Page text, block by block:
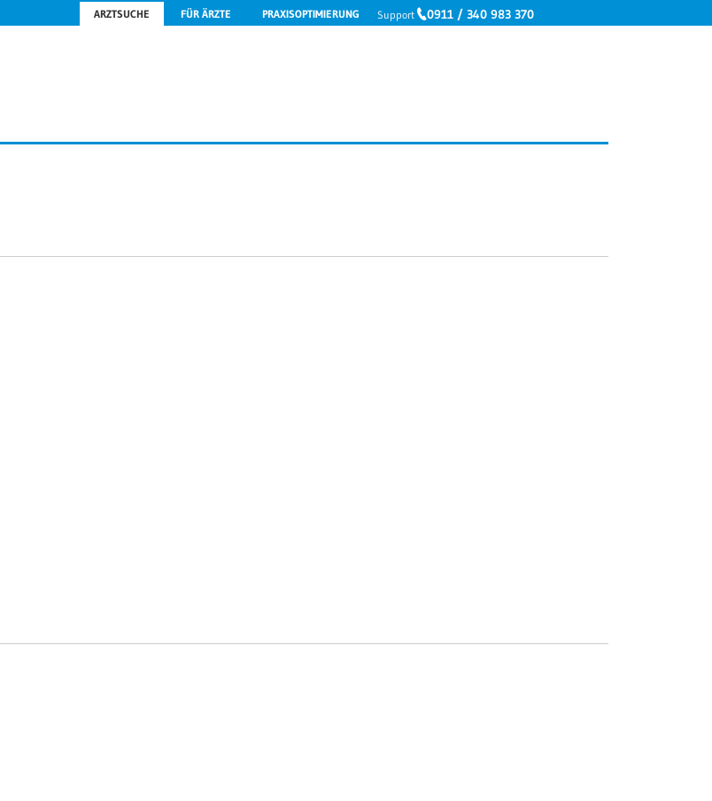
ARZTSUCHE FÜR ÄRZTE PRAXISOPTIMIERUNG Support 0911 / 340 983 370